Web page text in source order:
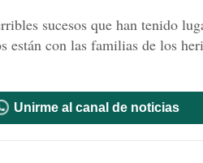
sucesos que han tenido
están con las familias de los
Unirme al canal de noticias